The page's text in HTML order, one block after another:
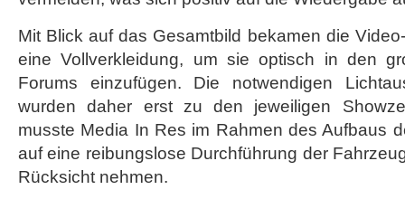
Mit Blick auf das Gesamtbild bekamen die
eine Vollverkleidung, um sie optisch in den
Forums einzufügen. Die notwendigen
wurden daher erst zu den jeweiligen
musste Media In Res im Rahmen des Aufbaus
auf eine reibungslose Durchführung der
Rücksicht nehmen.